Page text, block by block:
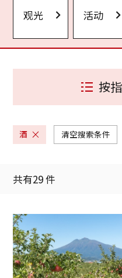
观光 活动
按
酒 清空搜索条件
共有29件